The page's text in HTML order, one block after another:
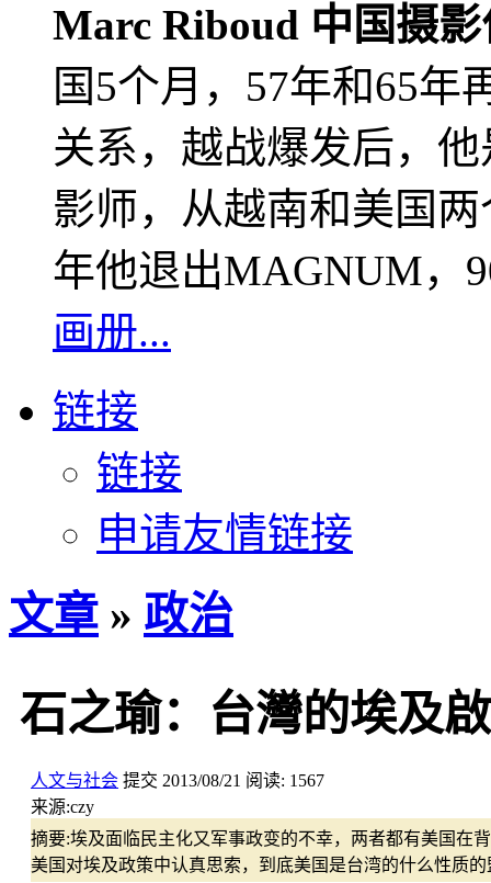
Marc Riboud 中国摄
国5个月，57年和65年
关系，越战爆发后，
影师，从越南和美国
年他退出MAGNUM，
画册...
链接
链接
申请友情链接
文章 » 政治
石之瑜：台灣的埃及
人文与社会 提交 2013/08/21 阅读: 1567
来源:czy
摘要:埃及面临民主化又军事政变的不幸，两者都有美国在
美国对埃及政策中认真思索，到底美国是台湾的什么性质的